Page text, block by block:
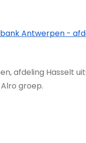
Antwerpen -
afdeling Hasselt
groep.